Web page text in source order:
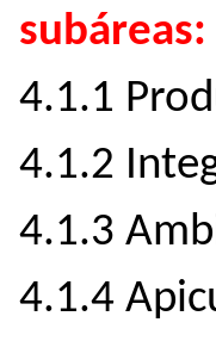
subáreas:
4.1.1
4.1.2
4.1.3
4.1.4